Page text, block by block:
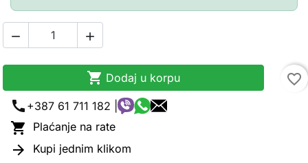
 
 Dodaj u korpu
favorite_border
call +387 61 711 182 |
 Plaćanje na rate
 Kupi jednim klikom